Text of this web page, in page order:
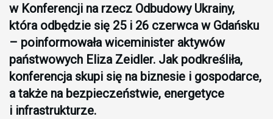
w Konferencji na rzecz Odbudowy Ukrainy,
która odbędzie się 25 i 26 czerwca w Gdańsku
– poinformowała wiceminister aktywów
państwowych Eliza Zeidler. Jak podkreśliła,
konferencja skupi się na biznesie i gospodarce,
a także na bezpieczeństwie, energetyce
i infrastrukturze.